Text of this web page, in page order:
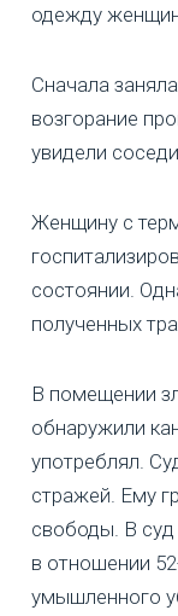
одежду
Сначала
возгорание
увидели
Женщину с
состоянии.
полученных
В помещении
обнаружили
употреблял.
стражей. Ему
свободы. В суд
в отношении
умышленного